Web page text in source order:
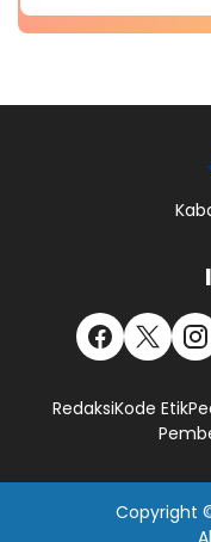
RedaksiKode Etik
Copyright